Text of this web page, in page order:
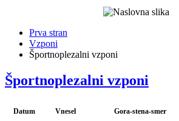
Prva stran
Vzponi
Športnoplezalni vzponi
Športnoplezalni vzponi
Datum Vnesel Gora-stena-smer